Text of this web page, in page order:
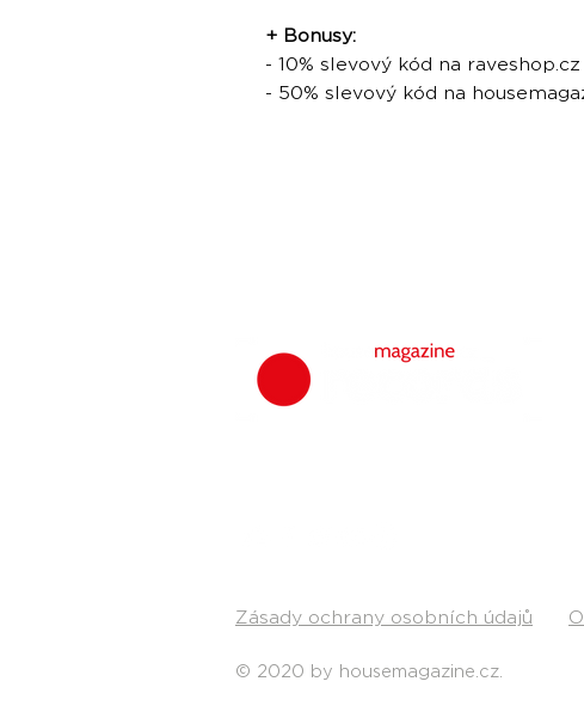
+ Bonusy:
- 10% slevový kód na raveshop.cz
- 50% slevový kód na
Zásady ochrany osobních údajů
© 2020 by housemagazine.cz.